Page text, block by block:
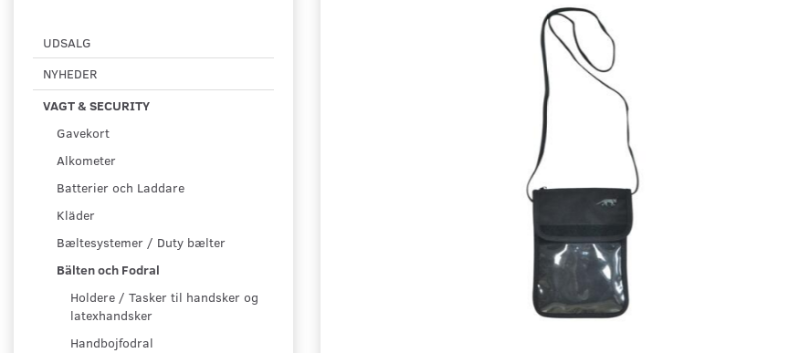
UDSALG
NYHEDER
VAGT & SECURITY
Gavekort
Alkometer
Batterier och Laddare
Kläder
Bæltesystemer / Duty bælter
Bälten och Fodral
Holdere / Tasker til handsker og
latexhandsker
Handbojfodral